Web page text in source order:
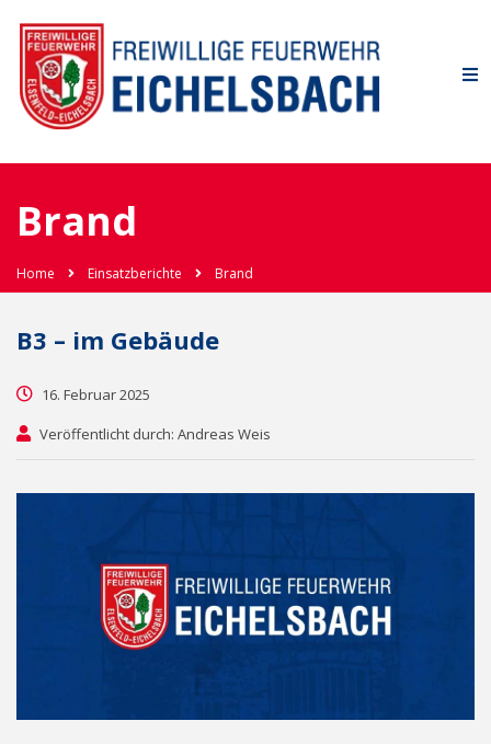
Brand
Home Einsatzberichte Brand
B3 – im Gebäude
16. Februar 2025
Veröffentlicht durch: Andreas Weis